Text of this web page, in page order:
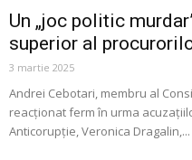
Un „joc politic
superior al
3 martie 2025
Andrei Cebotari, membru al
reacționat ferm în urma
Anticorupție, Veronica Dragalin,...